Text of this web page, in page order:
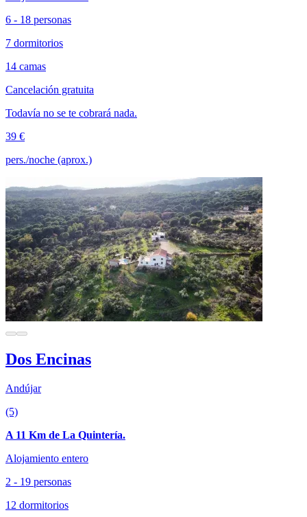
6 - 18 personas
7 dormitorios
14 camas
Cancelación gratuita
Todavía no se te cobrará nada.
39 €
pers./noche (aprox.)
Dos Encinas
Andújar
(5)
A 11 Km de La Quintería.
Alojamiento entero
2 - 19 personas
12 dormitorios